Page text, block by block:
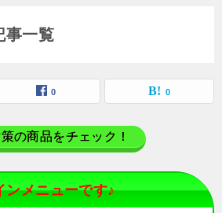
事一覧
0 0
の商品をチェック！
ンメニューです♪